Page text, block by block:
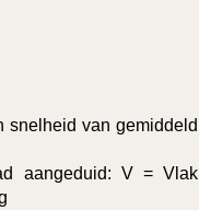
snelheid van gemiddeld
aangeduid: V = Vlak